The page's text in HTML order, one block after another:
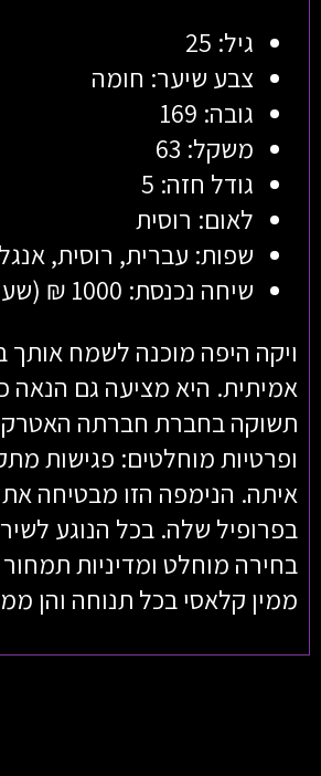
גיל: 25
צבע שיער: חומה
גובה: 169
משקל: 63
גודל חזה: 5
לאום: רוסית
שפות: עברית, רוסית,
שיחה נכנסת: 1000 ₪ (שעה)
ויקה היפה מוכנה לשמח
אמיתית. היא מציעה גם הנאה
תשוקה בחברת חברתה
ופרטיות מוחלטים: פגישות
איתה. הנימפה הזו מבטיחה
בפרופיל שלה. בכל הנוגע
בחירה מוחלט ומדיניות תמחור
ממין קלאסי בכל תנוחה והן